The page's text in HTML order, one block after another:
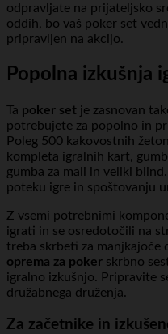
odpravljate na prijateljsko
oddih, bo vaš poker set
pripravljen na akcijo.
Popolna izkušnja
Ta poker set je zasnovan
potrebujete za popolno in
Poleg 500 kakovostnih
kompleta igralnih kart,
gumba za mali in veliki
poteku igre in spoštovanju
Z vsemi potrebnimi
igrati in se osredotočili na
treba skrbeti za manjkajoče
oprema za poker skrbno
igralno izkušnjo. Pripravite
družabnega druženja.
Za začetnike in